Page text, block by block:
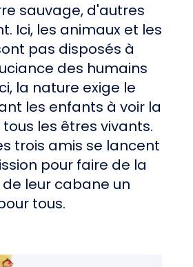
sauvage, d'autres
Ici, les animaux et les
pas disposés à
des humains
la nature exige le
les enfants à voir la
les êtres vivants.
trois amis se lancent
pour faire de la
leur cabane un
tous.